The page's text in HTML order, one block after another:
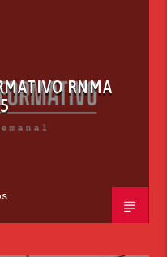
RNMA